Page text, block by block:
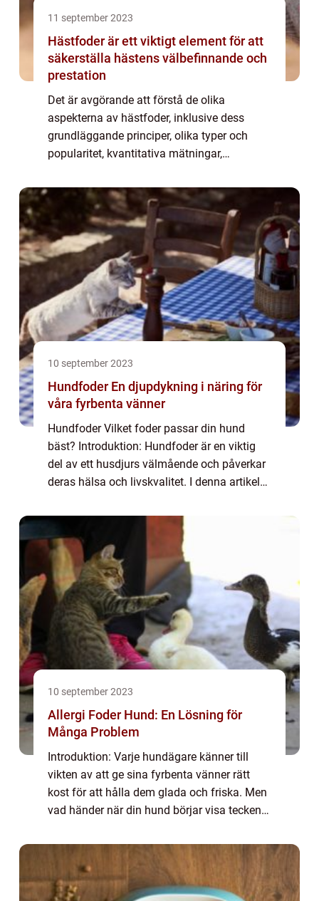
11 september 2023
Hästfoder är ett viktigt element för att
säkerställa hästens välbefinnande och
prestation
Det är avgörande att förstå de olika
aspekterna av hästfoder, inklusive dess
grundläggande principer, olika typer och
popularitet, kvantitativa mätningar,
historisk genomgång av för- och nackdelar.
1. En övergri...
10 september 2023
Hundfoder En djupdykning i näring för
våra fyrbenta vänner
Hundfoder Vilket foder passar din hund
bäst? Introduktion: Hundfoder är en viktig
del av ett husdjurs välmående och påverkar
deras hälsa och livskvalitet. I denna artikel
hundfoder, inklusive vad det är, olika...
10 september 2023
Allergi Foder Hund: En Lösning för
Många Problem
Introduktion: Varje hundägare känner till
vikten av att ge sina fyrbenta vänner rätt
kost för att hålla dem glada och friska. Men
vad händer när din hund börjar visa tecken
av allergier kan rätt kost vara sk...